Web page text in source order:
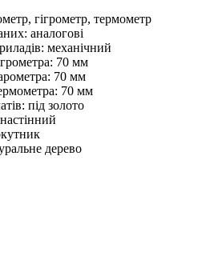
гігрометр, термометр
аналогові
механічний
70 мм
70 мм
70 мм
під золото
дерево